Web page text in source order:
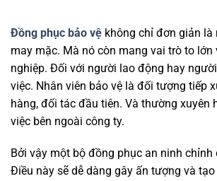
Đồng phục bảo vệ không chỉ đơn giản là
may mặc. Mà nó còn mang vai trò to lớn
nghiệp. Đối với người lao động hay
việc. Nhân viên bảo vệ là đối tượng tiếp
hàng, đối tác đầu tiên. Và thường xuyên
việc bên ngoài công ty.
Bởi vậy một bộ đồng phục an ninh chỉnh
Điều này sẽ dễ dàng gây ấn tượng và